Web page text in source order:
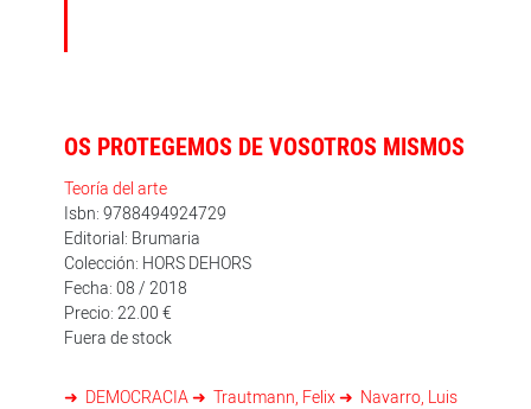
OS PROTEGEMOS DE VOSOTROS MISMOS
Teoría del arte
Isbn: 9788494924729
Editorial: Brumaria
Colección: HORS DEHORS
Fecha: 08 / 2018
Precio: 22.00 €
Fuera de stock
DEMOCRACIA Trautmann, Felix
Navarro, Luis